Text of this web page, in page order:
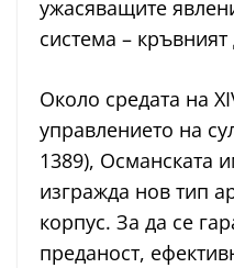
ужасяващите
система –
Около средата на
управлението на
1389), Османската
изгражда нов тип
корпус. За да се
преданост,